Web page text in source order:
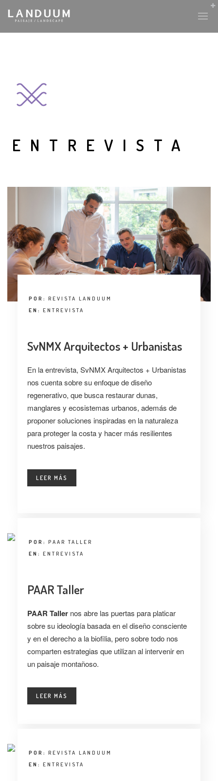
ENTREVISTA
POR: REVISTA LANDUUM
EN: ENTREVISTA
SvNMX Arquitectos + Urbanistas
En la entrevista, SvNMX Arquitectos + Urbanistas
nos cuenta sobre su enfoque de diseño
regenerativo, que busca restaurar dunas,
manglares y ecosistemas urbanos, además de
proponer soluciones inspiradas en la naturaleza
para proteger la costa y hacer más resilientes
nuestros paisajes.
LEER MÁS
POR: PAAR TALLER
EN: ENTREVISTA
PAAR Taller
PAAR Taller nos abre las puertas para platicar
sobre su ideología basada en el diseño consciente
y en el derecho a la biofilia, pero sobre todo nos
comparten estrategias que utilizan al intervenir en
un paisaje montañoso.
LEER MÁS
POR: REVISTA LANDUUM
EN: ENTREVISTA